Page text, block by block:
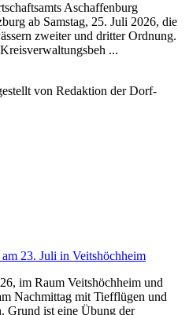
Aschaffenburg
ab Samstag, 25. Juli 2026, die
zweiter und dritter Ordnung.
...
von Redaktion der Dorf-
23. Juli in Veitshöchheim
im Raum Veitshöchheim und
Nachmittag mit Tiefflügen und
Grund ist eine Übung der